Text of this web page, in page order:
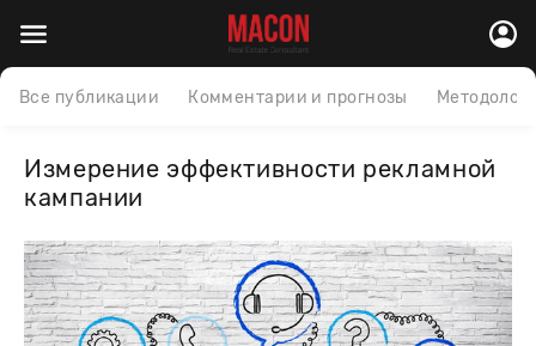
Все публикации Комментарии и прогнозы
Измерение эффективности рекламной
кампании